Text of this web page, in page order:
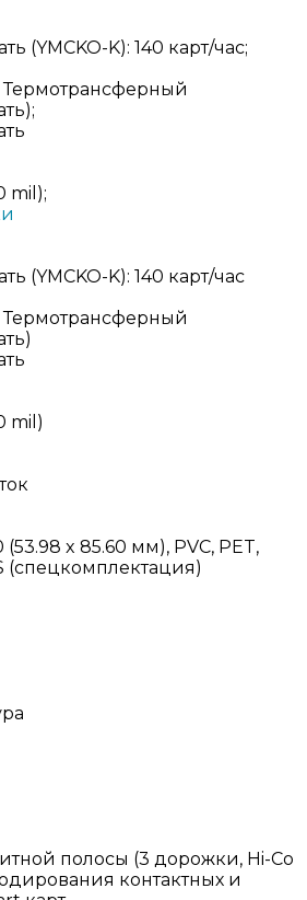
(YMCKO-K): 140 карт/час;
mil);
(YMCKO-K): 140 карт/час
mil)
(53.98 x 85.60 мм), PVC, PET,
(спецкомплектация)
полосы (3 дорожки, Hi-Co
контактных и